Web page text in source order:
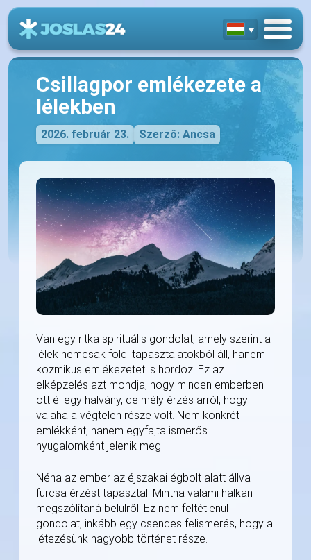
Csillagpor emlékezete a
lélekben
2026. február 23. Szerző: Ancsa
Van egy ritka spirituális gondolat, amely szerint a
lélek nemcsak földi tapasztalatokból áll, hanem
kozmikus emlékezetet is hordoz. Ez az
elképzelés azt mondja, hogy minden emberben
ott él egy halvány, de mély érzés arról, hogy
valaha a végtelen része volt. Nem konkrét
emlékként, hanem egyfajta ismerős
nyugalomként jelenik meg.
Néha az ember az éjszakai égbolt alatt állva
furcsa érzést tapasztal. Mintha valami halkan
megszólítaná belülről. Ez nem feltétlenül
gondolat, inkább egy csendes felismerés, hogy a
létezésünk nagyobb történet része.